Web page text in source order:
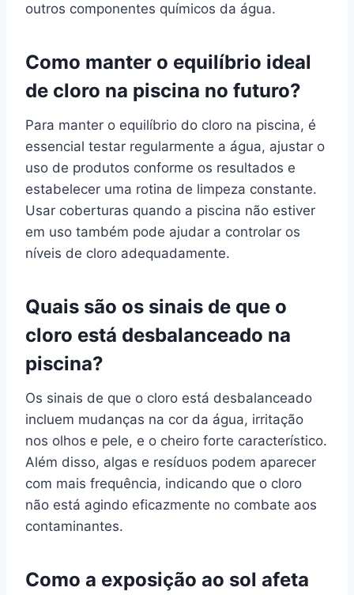
outros componentes químicos da água.
Como manter o equilíbrio ideal
de cloro na piscina no futuro?
Para manter o equilíbrio do cloro na piscina, é
essencial testar regularmente a água, ajustar o
uso de produtos conforme os resultados e
estabelecer uma rotina de limpeza constante.
Usar coberturas quando a piscina não estiver
em uso também pode ajudar a controlar os
níveis de cloro adequadamente.
Quais são os sinais de que o
cloro está desbalanceado na
piscina?
Os sinais de que o cloro está desbalanceado
incluem mudanças na cor da água, irritação
nos olhos e pele, e o cheiro forte característico.
Além disso, algas e resíduos podem aparecer
com mais frequência, indicando que o cloro
não está agindo eficazmente no combate aos
contaminantes.
Como a exposição ao sol afeta